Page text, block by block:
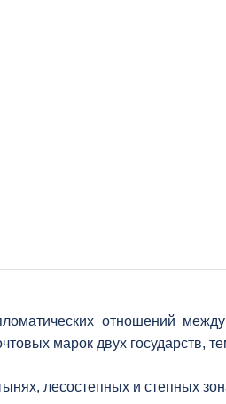
отношений
марок двух государств,
лесостепных и степных